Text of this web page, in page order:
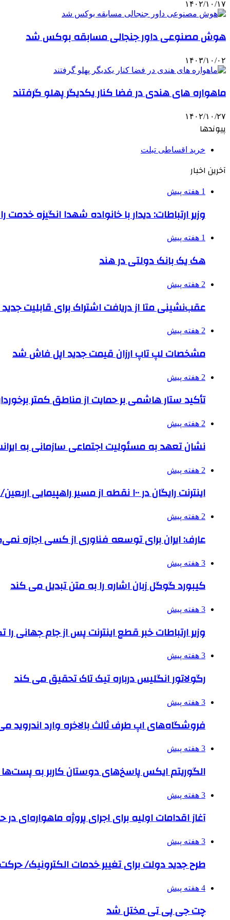
۱۴۰۲/۱۰/۱۷
هوش مصنوعی داور جنجالی مسابقه بوکس شد
۱۴۰۳/۱۰/۰۲
ماهواره های هندی در فضا کنار یکدیگر پهلو گرفتند
۱۴۰۲/۱۰/۲۷
پیوندها
خرید اقساطی تبلت
آخرین اخبار
1 هفته پیش
وزیر ارتباطات: دیدار با خانواده شهدا انگیزه
1 هفته پیش
هک یک بانک دولتی در هند
2 هفته پیش
عقب‌نشینی متا از دریافت اشتراک برای قابلیت
2 هفته پیش
مشخصات لپ تاپ ارزان قیمت جدید اپل فاش شد
2 هفته پیش
تأکید ستار هاشمی بر حمایت از مناطق کمتر
2 هفته پیش
نشان تعهد به مسئولیت اجتماعی سازمانی به
2 هفته پیش
اینترنت رایگان در ۱۰۰ نقطه از مسیر راهپیمایی اربعین/ تامین ارز زائران
2 هفته پیش
عارف: ایران برای توسعه فناوری از کسی اجازه
3 هفته پیش
کیبورد گوگل زبان اشاره را به متن تبدیل می کند
3 هفته پیش
وزیر ارتباطات خبر قطع اینترنت پس از جام جهانی
3 هفته پیش
رگولاتور انگلیس درباره تیک تاک تحقیق می کند
3 هفته پیش
فروشگاه‌های اپ طرف ثالث بالاخره وارد
3 هفته پیش
الگوریتم ایکس پاسخ‌های دوستان کاربر به
3 هفته پیش
آغاز اقدامات اولیه برای اجرای پروژه ماهواره‌ای در
3 هفته پیش
طرح جدید دولت برای تغییر خدمات الکترونیک/
4 هفته پیش
چت جی پی تی مختل شد